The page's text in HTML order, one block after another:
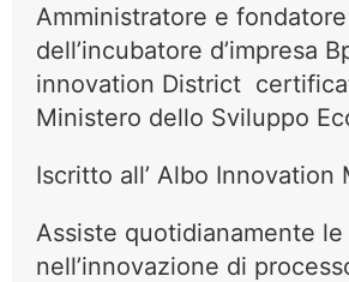
Amministratore e fondatore
dell’incubatore d’impresa
innovation District
Ministero dello Sviluppo
Iscritto all’ Albo Innovation
Assiste quotidianamente le
nell’innovazione di